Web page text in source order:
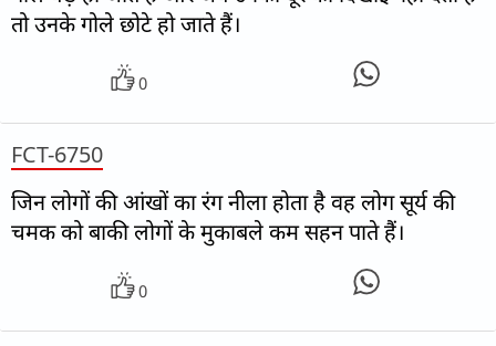
तो उनके गोले छोटे हो जाते हैं।
0
FCT-6750
जिन लोगों की आंखों का रंग नीला होता है वह लोग सूर्य की
चमक को बाकी लोगों के मुकाबले कम सहन पाते हैं।
0